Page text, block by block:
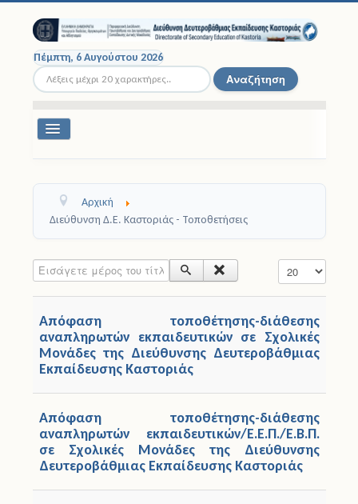
Πέμπτη, 6 Αυγούστου 2026
Αναζήτηση... Αναζήτηση
Εναλλαγή
Σχολικές Μονάδες
Μαθητές
Σχολικές Εκδρομές
Νομοθεσία
Έντυπα
Πολιτική Προστασία
Αρχική
Διεύθυνση Δ.Ε. Καστοριάς - Τοποθετήσεις
Εισάγετε μέρος του τίτλου.
Απόφαση τοποθέτησης-διάθεσης
αναπληρωτών εκπαιδευτικών σε Σχολικές
Μονάδες της Διεύθυνσης Δευτεροβάθμιας
Εκπαίδευσης Καστοριάς
Απόφαση τοποθέτησης-διάθεσης
αναπληρωτών εκπαιδευτικών/Ε.Ε.Π./Ε.Β.Π.
σε Σχολικές Μονάδες της Διεύθυνσης
Δευτεροβάθμιας Εκπαίδευσης Καστοριάς